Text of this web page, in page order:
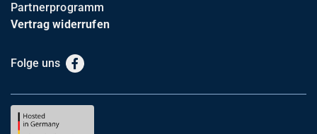
Partnerprogramm
Vertrag widerrufen
Folge uns Facebook